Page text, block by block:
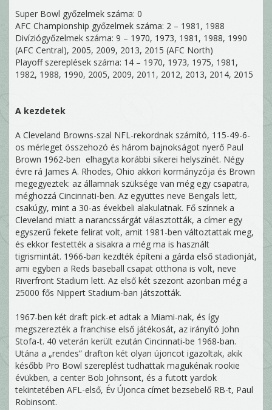
Super Bowl győzelmek száma: 0
AFC Championship győzelmek száma: 2 – 1981, 1988
Divíziógyőzelmek száma: 9 – 1970, 1973, 1981, 1988, 1990
(AFC Central), 2005, 2009, 2013, 2015 (AFC North)
Playoff szereplések száma: 14 – 1970, 1973, 1975, 1981,
1982, 1988, 1990, 2005, 2009, 2011, 2012, 2013, 2014, 2015
A kezdetek
A Cleveland Browns-szal NFL-rekordnak számító, 115-49-6-
os mérleget összehozó és három bajnokságot nyerő Paul
Brown 1962-ben elhagyta korábbi sikerei helyszínét. Négy
évre rá James A. Rhodes, Ohio akkori kormányzója és Brown
megegyeztek: az államnak szüksége van még egy csapatra,
méghozzá Cincinnati-ben. Az együttes neve Bengals lett,
csakúgy, mint a 30-as évekbeli alakulatnak. Fő színnek a
Cleveland miatt a narancssárgát választották, a címer egy
egyszerű fekete felirat volt, amit 1981-ben változtattak meg,
és ekkor festették a sisakra a még ma is használt
tigrismintát. 1966-ban kezdték építeni a gárda első stadionját,
ami egyben a Reds baseball csapat otthona is volt, neve
Riverfront Stadium lett. Az első két szezont azonban még a
25000 fős Nippert Stadium-ban játszották.
1967-ben két draft pick-et adtak a Miami-nak, és így
megszerezték a franchise első játékosát, az irányító John
Stofa-t. 40 veterán került ezután Cincinnati-be 1968-ban.
Utána a „rendes” drafton két olyan újoncot igazoltak, akik
később Pro Bowl szereplést tudhattak magukénak rookie
évükben, a center Bob Johnsont, és a futott yardok
tekintetében AFL-első, Év Újonca címet bezsebelő RB-t, Paul
Robinsont.